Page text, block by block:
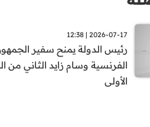
2026-07-17 | 12:38
رئيس الدولة يمنح سفير
الفرنسية وسام زايد الثاني من
الأولى